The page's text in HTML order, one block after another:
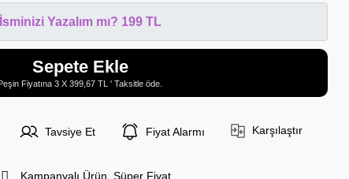
İsminizi Yazalım mı? 199 TL
Sepete Ekle
Fiyatına 3 X 399,67 TL ' Taksitle öde.
Tavsiye Et Fiyat Alarmı Karşılaştır
Kampanyalı Ürün, Süper Fiyat